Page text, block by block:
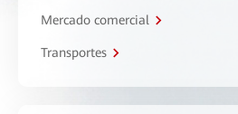
Mercado comercial
Transportes